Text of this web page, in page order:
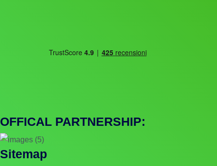
OFFICAL PARTNERSHIP:
Sitemap